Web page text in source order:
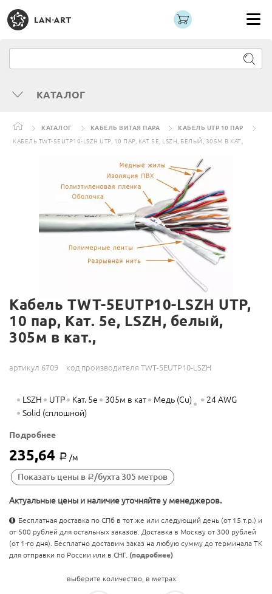
КАТАЛОГ
КАТАЛОГ КАБЕЛЬ ВИТАЯ ПАРА
КАБЕЛЬ UTP 10 ПАР
КАБЕЛЬ TWT-5EUTP10-LSZH UTP, 10 ПАР, КАТ. 5E, LSZH, БЕЛЫЙ, 305М В КАТ.,
Кабель TWT-5EUTP10-LSZH UTP,
10 пар, Кат. 5e, LSZH, белый,
305м в кат.,
артикул 6709 код производителя TWT-5EUTP10-LSZH
LSZH UTP Кат. 5e 305м в кат Медь (Cu)
24 AWG
Solid (сплошной)
Подробнее
235,64 Р /м
Показать цены в Р /бухта 305 метров
Актуальные цены и наличие уточняйте у менеджеров.
Бесплатная доставка по СПб в тот же или следующий день (от 15 т.р.) и
от 500 рублей для остальных заказов. Доставка в Москву от 300 рублей
(от 1-го дня). Бесплатно доставим заказ на любую сумму до терминала ТК
для отправки по России или в СНГ. (подробнее)
выберите количество, в метрах: